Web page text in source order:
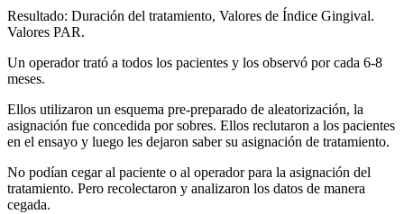
Resultado: Duración del tratamiento, Valores de Índice Gingival.
Valores PAR.
Un operador trató a todos los pacientes y los observó por cada 6-8
meses.
Ellos utilizaron un esquema pre-preparado de aleatorización, la
asignación fue concedida por sobres. Ellos reclutaron a los pacientes
en el ensayo y luego les dejaron saber su asignación de tratamiento.
No podían cegar al paciente o al operador para la asignación del
tratamiento. Pero recolectaron y analizaron los datos de manera
cegada.